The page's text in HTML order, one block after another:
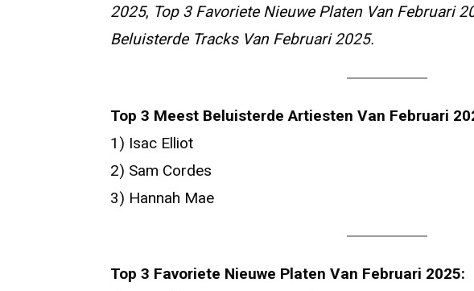
2025, Top 3 Favoriete Nieuwe Platen Van Februari
Beluisterde Tracks Van Februari 2025.
Top 3 Meest Beluisterde Artiesten Van Februari
1) Isac Elliot
2) Sam Cordes
3) Hannah Mae
Top 3 Favoriete Nieuwe Platen Van Februari 2025: